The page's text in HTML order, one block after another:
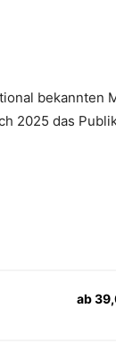
bekannten
2025 das
ab